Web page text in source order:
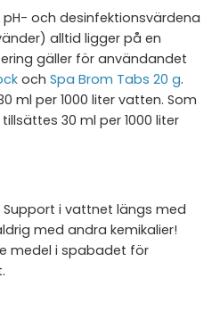
och desinfektionsvärdena
alltid ligger på en
gäller för användandet
och Spa Brom Tabs 20 g.
ml per 1000 liter vatten. Som
30 ml per 1000 liter
Support i vattnet längs med
med andra kemikalier!
medel i spabadet för